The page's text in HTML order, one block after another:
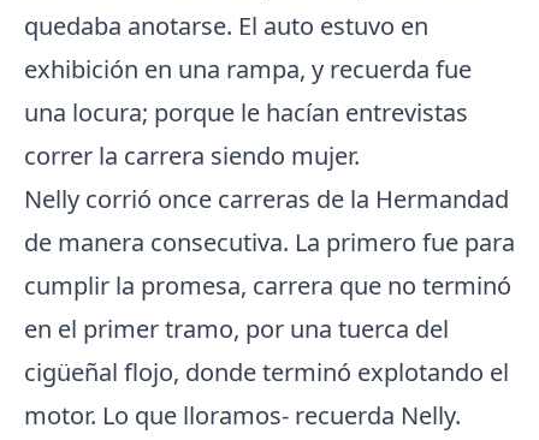
quedaba anotarse. El auto estuvo en
exhibición en una rampa, y recuerda fue
una locura; porque le hacían entrevistas
correr la carrera siendo mujer.
Nelly corrió once carreras de la Hermandad
de manera consecutiva. La primero fue para
cumplir la promesa, carrera que no terminó
en el primer tramo, por una tuerca del
cigüeñal flojo, donde terminó explotando el
motor. Lo que lloramos- recuerda Nelly.